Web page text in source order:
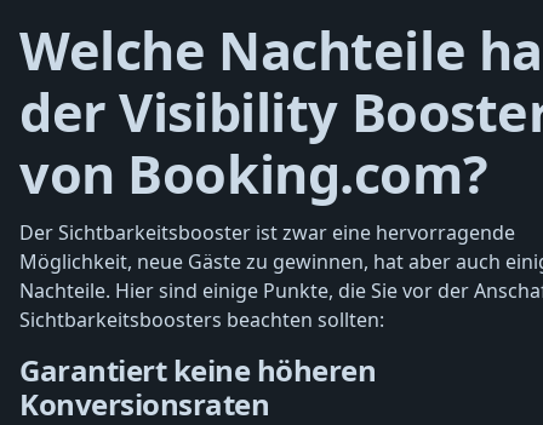
Welche Nachteile
der Visibility
von Booking.com?
Der Sichtbarkeitsbooster ist zwar eine hervorragende
Möglichkeit, neue Gäste zu gewinnen, hat aber auch
Nachteile. Hier sind einige Punkte, die Sie vor der
Sichtbarkeitsboosters beachten sollten:
Garantiert keine höheren
Konversionsraten